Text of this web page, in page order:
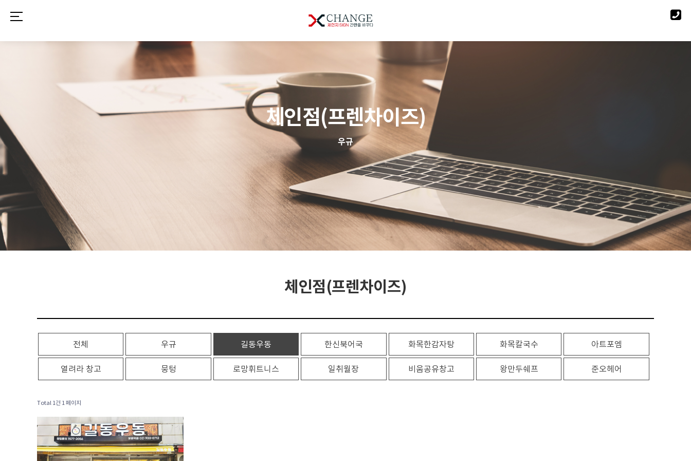
체인점(프렌차이즈)
우규
체인점(프렌차이즈)
전체 우규 길동우동 한신북어국 화목한감자탕 화목칼국수 아트포엠
열려라 창고 뭉텅 로망휘트니스 일취월장 비움공유창고 왕만두쉐프 준오헤어
Total 1건 1 페이지